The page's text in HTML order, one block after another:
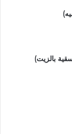
بالزيت)